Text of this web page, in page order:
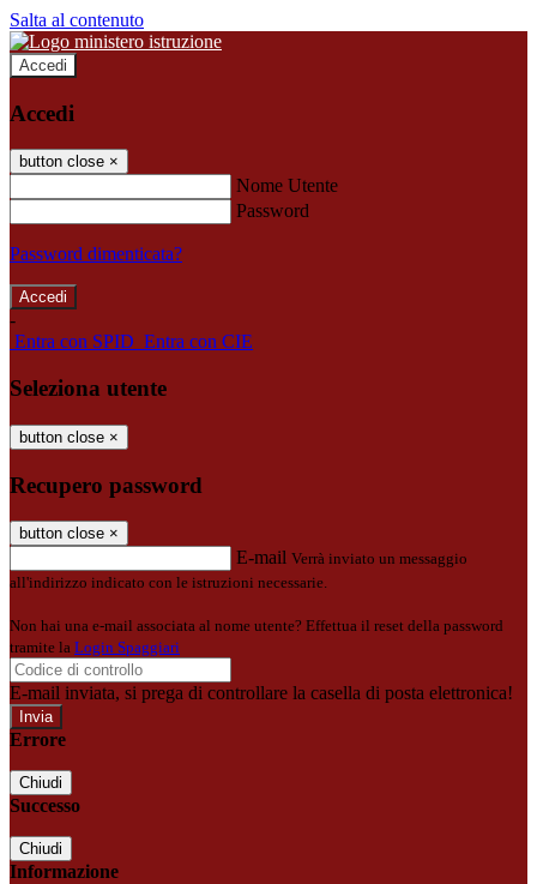
Salta al contenuto
Accedi
Accedi
button close ×
Nome Utente
Password
Password dimenticata?
-
Entra con SPID Entra con CIE
Seleziona utente
button close ×
Recupero password
button close ×
E-mail Verrà inviato un messaggio
all'indirizzo indicato con le istruzioni necessarie.
Non hai una e-mail associata al nome utente? Effettua il reset della password
tramite la Login Spaggiari
E-mail inviata, si prega di controllare la casella di posta elettronica!
Errore
Chiudi
Successo
Chiudi
Informazione